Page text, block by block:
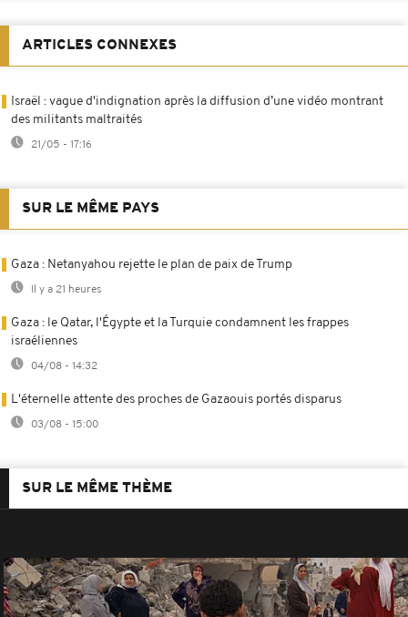
ARTICLES CONNEXES
Israël : vague d'indignation après la diffusion d’une vidéo montrant
des militants maltraités
21/05 - 17:16
SUR LE MÊME PAYS
Gaza : Netanyahou rejette le plan de paix de Trump
Il y a 21 heures
Gaza : le Qatar, l'Égypte et la Turquie condamnent les frappes
israéliennes
04/08 - 14:32
L'éternelle attente des proches de Gazaouis portés disparus
03/08 - 15:00
SUR LE MÊME THÈME